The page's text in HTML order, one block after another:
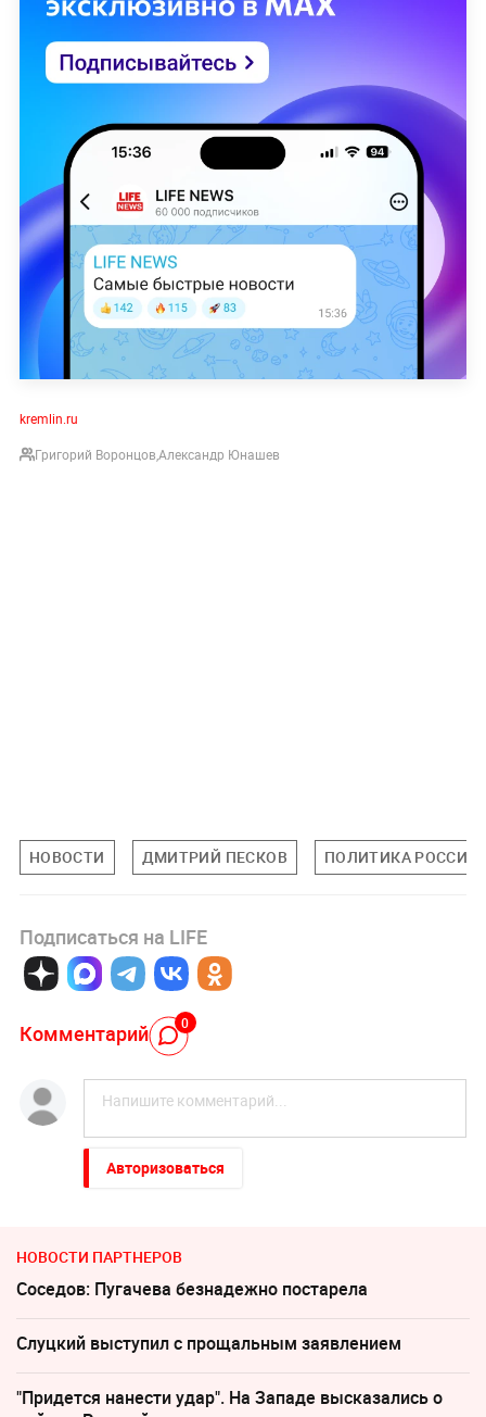
kremlin.ru
Григорий ВоронцовАлександр Юнашев
НОВОСТИ ДМИТРИЙ ПЕСКОВ ПОЛИТИКА РОССИИ
Подписаться на LIFE
Комментарий 0
Авторизоваться
НОВОСТИ ПАРТНЕРОВ
Соседов: Пугачева безнадежно постарела
Слуцкий выступил с прощальным заявлением
"Придется нанести удар". На Западе высказались о